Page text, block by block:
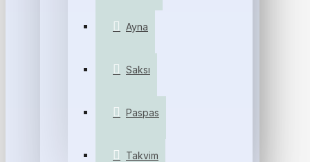
Ayna
Saksı
Paspas
Takvim